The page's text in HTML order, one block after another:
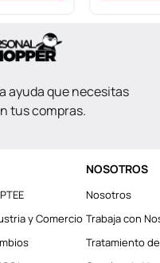
ayuda que necesitas
tus compras.
y Comercio
NOSOTROS
Nosotros
Trabaja con
Tratamiento